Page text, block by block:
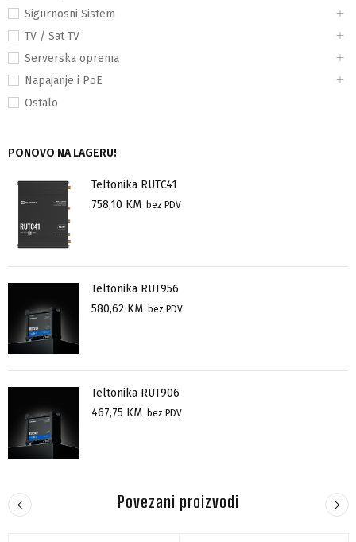
Sigurnosni Sistem
TV / Sat TV
Serverska oprema
Napajanje i PoE
Ostalo
PONOVO NA LAGERU!
Teltonika RUTC41
758,10 KM bez PDV
Teltonika RUT956
580,62 KM bez PDV
Teltonika RUT906
467,75 KM bez PDV
Povezani proizvodi